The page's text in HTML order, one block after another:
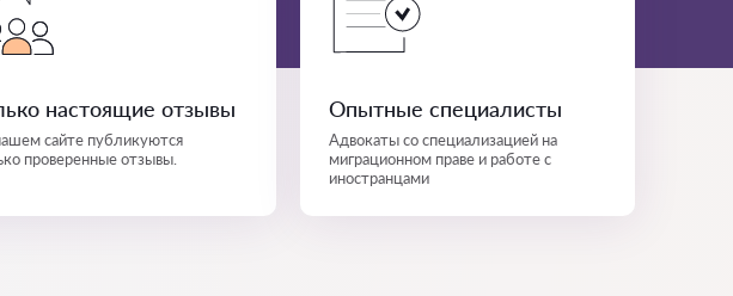
настоящие отзывы
сайте публикуются
проверенные отзывы.
Опытные специалисты
Адвокаты со специализацией на
миграционном праве и работе с
иностранцами